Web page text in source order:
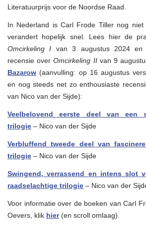
Literatuurprijs voor de Noordse Raad.
In Nederland is Carl Frode Tiller nog
verandert hopelijk snel. Lees hier de
Omcirkeling I van 3 augustus 2024
recensie overOmcirkeling IIvan 9
Bazarow (aanvulling: op 16 augustus
en nog steeds net zo enthousiaste
van Nico van der Sijde):
Veelbelovend eerste deel van een
trilogie – Nico van der Sijde
Verbluffend tweede deel van
trilogie – Nico van der Sijde
Swingend, verrassend en intens slot
raadselachtige trilogie – Nico van der
Voor informatie over de boeken van Carl
Oevers, klik hier(en scroll omlaag).